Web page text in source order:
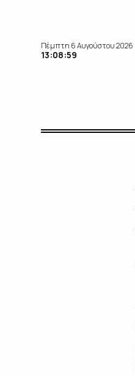
Πέμπτη 6 Αυγούστου 2026
13:09:00